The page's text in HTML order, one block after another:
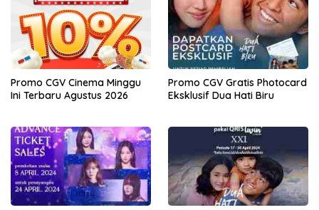
Promo CGV Cinema Minggu
Ini Terbaru Agustus 2026
Promo CGV Gratis Photocard
Eksklusif Dua Hati Biru